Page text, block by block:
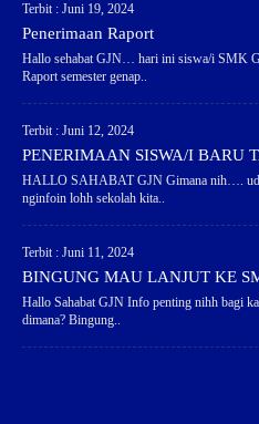
Terbit : Juni 19, 2024
Penerimaan Raport
Hallo sehabat GJN… hari ini siswa/i SMK
Raport semester genap..
Terbit : Juni 12, 2024
PENERIMAAN SISWA/I BARU
HALLO SAHABAT GJN Gimana nih….
nginfoin lohh sekolah kita..
Terbit : Juni 11, 2024
BINGUNG MAU LANJUT KE
Hallo Sahabat GJN Info penting nihh bagi
dimana? Bingung..